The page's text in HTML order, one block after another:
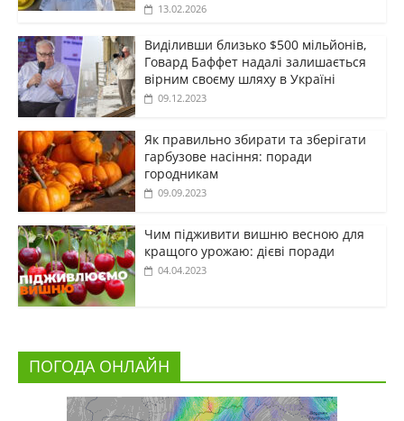
13.02.2026
Виділивши близько $500 мільйонів,
Говард Баффет надалі залишається
вірним своєму шляху в Україні
09.12.2023
Як правильно збирати та зберігати
гарбузове насіння: поради
городникам
09.09.2023
Чим підживити вишню весною для
кращого урожаю: дієві поради
04.04.2023
ПОГОДА ОНЛАЙН